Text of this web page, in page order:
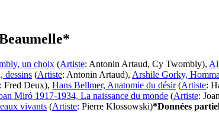
un choix (Artiste: Antonin Artaud, Cy Twombly),
dessins (Artiste: Antonin Artaud), Arshile Gorky,
: Fred Deux), Hans Bellmer, Anatomie du désir(Artiste:
Miró 1917-1934, La naissance du monde (Artiste:
vivants (Artiste: Pierre Klossowski)*Données